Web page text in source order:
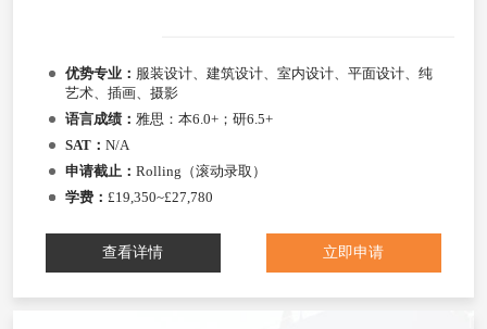
优势专业： 服装设计、建筑设计、室内设计、平面设计、纯
艺术、插画、摄影
语言成绩： 雅思：本6.0+；研6.5+
SAT： N/A
申请截止： Rolling（滚动录取）
学费： £19,350~£27,780
查看详情 立即申请